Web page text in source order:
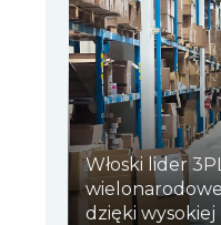
Włoski lider
dzięki wysokiej